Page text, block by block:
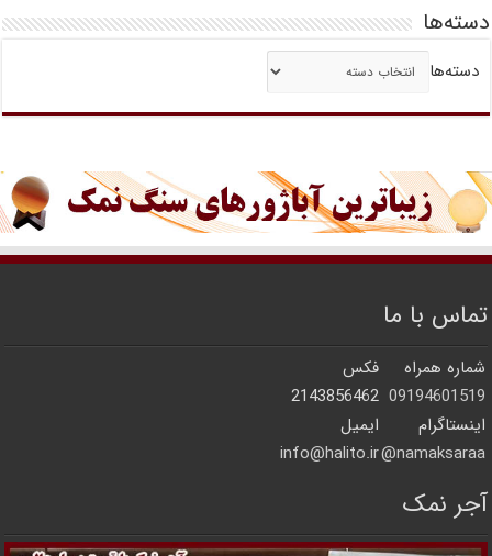
دسته‌ها
دسته‌ها
تماس با ما
شماره همراه
فکس
09194601519
2143856462
اینستاگرام
ایمیل
namaksaraa@
info@halito.ir
آجر نمک